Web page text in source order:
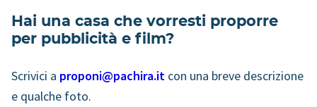
Hai una casa che vorresti proporre
per pubblicità e film?
Scrivici a proponi@pachira.it con una breve descrizione
e qualche foto.